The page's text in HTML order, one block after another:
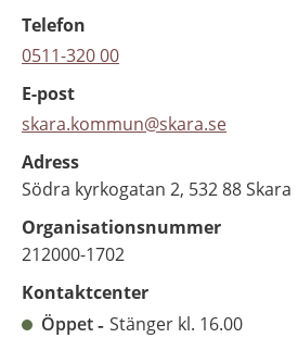
Telefon
0511-320 00
E-post
skara.kommun@skara.se
Adress
Södra kyrkogatan 2, 532 88 Skara
Organisationsnummer
212000-1702
Kontaktcenter
Öppet
Stänger kl. 16.00